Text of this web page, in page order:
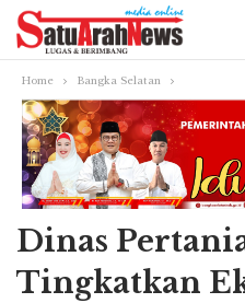
Home Bangka Selatan
Dinas
Tingkatkan